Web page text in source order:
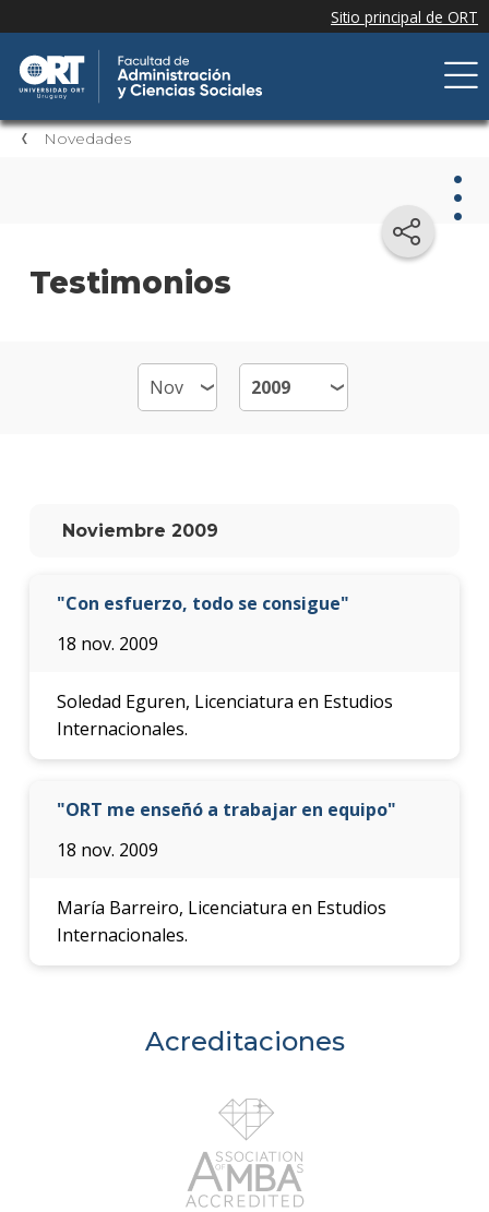
Novedades
Testimonios
Noviembre 2009
"Con esfuerzo, todo se consigue"
18 nov. 2009
Soledad Eguren, Licenciatura en Estudios
Internacionales.
"ORT me enseñó a trabajar en equipo"
18 nov. 2009
María Barreiro, Licenciatura en Estudios
Internacionales.
Acreditaciones